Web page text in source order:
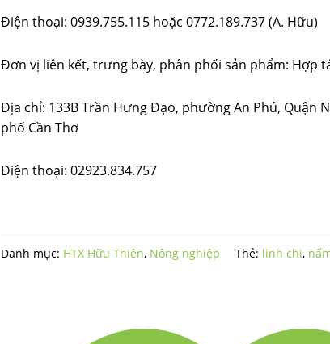
Điện thoại: 0939.755.115 hoặc 0772.189.737 (A. Hữu)
Đơn vị liên kết, trưng bày, phân phối sản phẩm: Hợp
Địa chỉ: 133B Trần Hưng Đạo, phường An Phú, Quận
phố Cần Thơ
Điện thoại: 02923.834.757
Danh mục: HTX Hữu Thiên, Nông nghiệp Thẻ: linh chi,